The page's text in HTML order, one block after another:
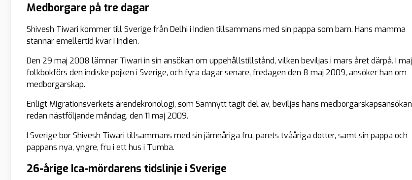
Medborgare på tre dagar
Shivesh Tiwari kommer till Sverige från Delhi i Indien tillsammans med sin pappa som barn. Hans mamma
stannar emellertid kvar i Indien.
Den 29 maj 2008 lämnar Tiwari in sin ansökan om uppehållstillstånd, vilken beviljas i mars året därpå. I maj
folkbokförs den indiske pojken i Sverige, och fyra dagar senare, fredagen den 8 maj 2009, ansöker han om
medborgarskap.
Enligt Migrationsverkets ärendekronologi, som Samnytt tagit del av, beviljas hans medborgarskapsansökan
redan nästföljande måndag, den 11 maj 2009.
I Sverige bor Shivesh Tiwari tillsammans med sin jämnåriga fru, parets tvååriga dotter, samt sin pappa och
pappans nya, yngre, fru i ett hus i Tumba.
26-årige Ica-mördarens tidslinje i Sverige